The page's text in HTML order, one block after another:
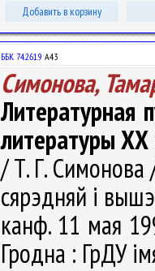
Добавить в корзину
ББК 74.261.9 А43
Симонова,
Литературная
литературы ХХ
/ Т. Г. Симонова
сярэдняй і
канф. 11 мая
Гродна : ГрДУ